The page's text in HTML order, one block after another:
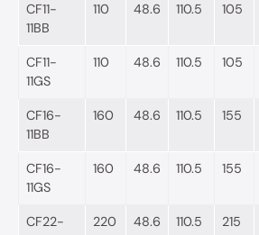
CF11-
11BB
110 48.6 110.5 105
CF11-
11GS
110 48.6 110.5 105
CF16-
11BB
160 48.6 110.5 155
CF16-
11GS
160 48.6 110.5 155
CF22-
220 48.6 110.5 215